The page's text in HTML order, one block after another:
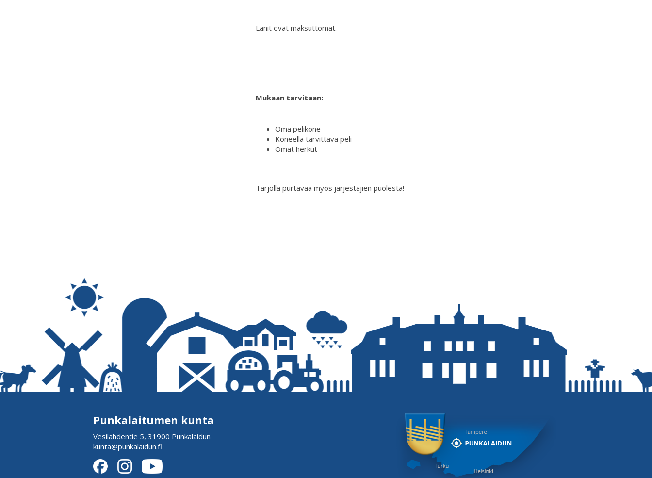
Lanit ovat maksuttomat.
Mukaan tarvitaan:
Oma pelikone
Koneella tarvittava peli
Omat herkut
Tarjolla purtavaa myös järjestäjien puolesta!
Punkalaitumen kunta
Vesilahdentie 5, 31900 Punkalaidun
kunta@punkalaidun.fi